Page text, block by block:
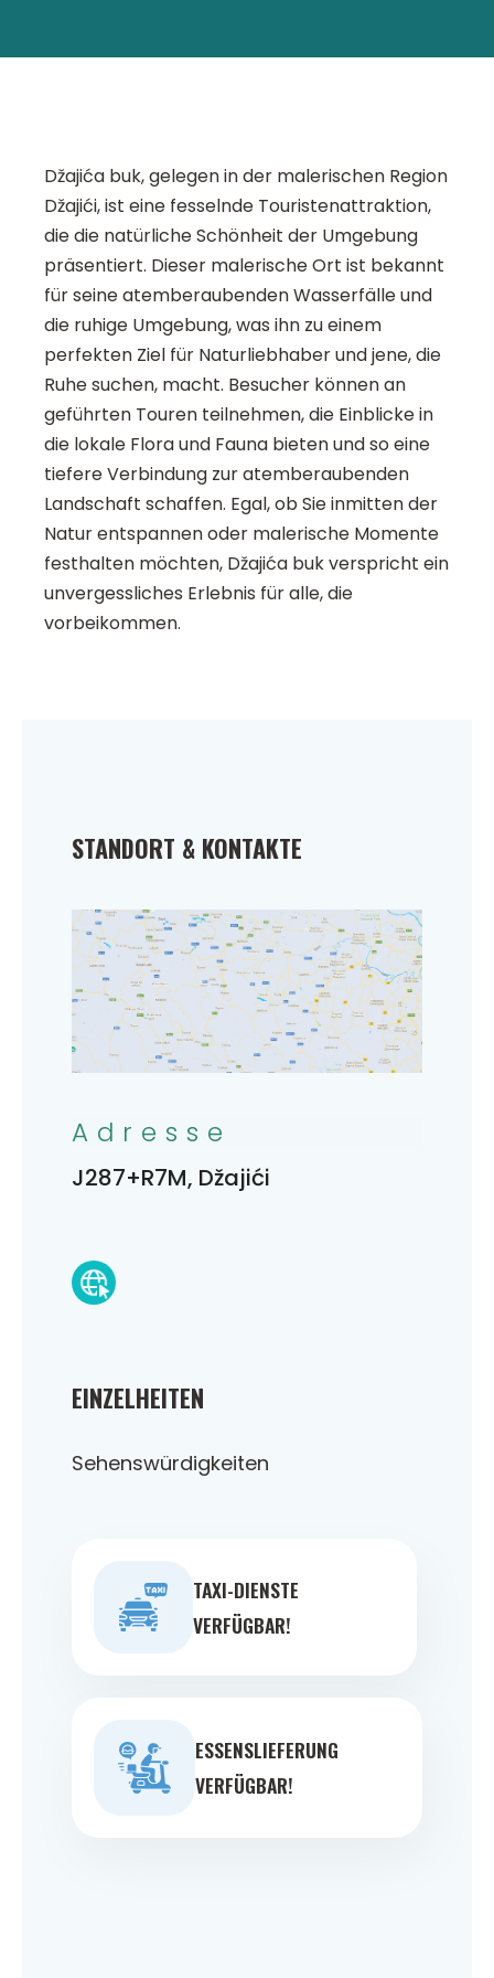
Džajića buk, gelegen in der malerischen Region
Džajići, ist eine fesselnde Touristenattraktion,
die die natürliche Schönheit der Umgebung
präsentiert. Dieser malerische Ort ist bekannt
für seine atemberaubenden Wasserfälle und
die ruhige Umgebung, was ihn zu einem
perfekten Ziel für Naturliebhaber und jene, die
Ruhe suchen, macht. Besucher können an
geführten Touren teilnehmen, die Einblicke in
die lokale Flora und Fauna bieten und so eine
tiefere Verbindung zur atemberaubenden
Landschaft schaffen. Egal, ob Sie inmitten der
Natur entspannen oder malerische Momente
festhalten möchten, Džajića buk verspricht ein
unvergessliches Erlebnis für alle, die
vorbeikommen.
EINZELHEITEN
Sehenswürdigkeiten
TAXI-DIENSTE
VERFÜGBAR!
ESSENSLIEFERUNG
VERFÜGBAR!
STANDORT & KONTAKTE
Adresse
J287+R7M, Džajići